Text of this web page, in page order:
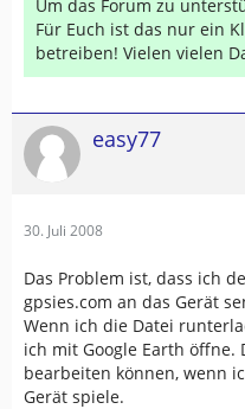
Um das Forum zu
Für Euch ist das nur ein
betreiben! Vielen vielen
easy77
30. Juli 2008
Das Problem ist, dass ich
gpsies.com an das Gerät
Wenn ich die Datei
ich mit Google Earth
bearbeiten können, wenn
Gerät spiele.